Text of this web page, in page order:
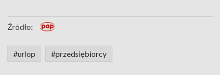
Źródło:
#urlop #przedsiębiorcy